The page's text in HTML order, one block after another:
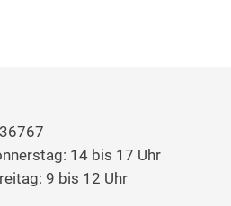
14 bis 17 Uhr
9 bis 12 Uhr